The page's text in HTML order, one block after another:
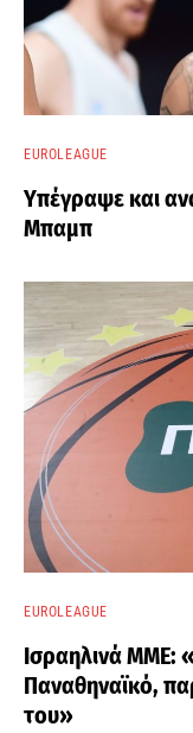
EUROLEAGUE
Υπέγραψε και
Μπαμπ
EUROLEAGUE
Ισραηλινά ΜΜΕ:
Παναθηναϊκό,
του»